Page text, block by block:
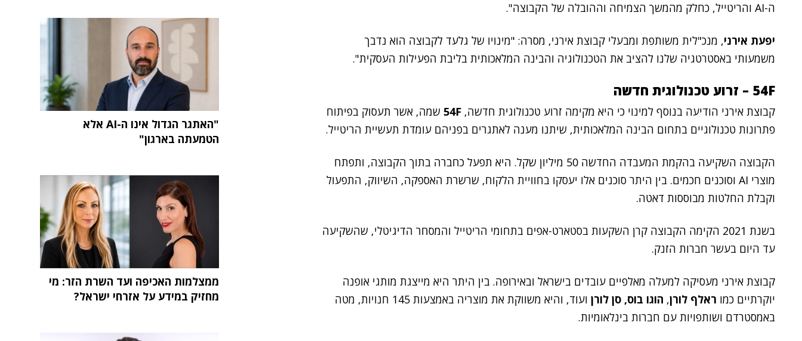
ה-AI והריטייל, כחלק מהמשך הצמיחה וההובלה של הקבוצה".
יפעת אירני, מנכ"לית משותפת ומבעלי קבוצת אירני, מסרה: "מינויו של גלעד לקבוצה הוא נדבך
משמעותי באסטרטגיה שלנו להציב את הטכנולוגיה והבינה המלאכותית בליבת הפעילות העסקית".
54F – זרוע טכנולוגית חדשה
קבוצת אירני הודיעה בנוסף למינוי כי היא מקימה זרוע טכנולוגית חדשה, 54F שמה, אשר תעסוק בפיתוח
פתרונות טכנולוגיים בתחום הבינה המלאכותית, שיתנו מענה לאתגרים בפניהם עומדת תעשיית הריטייל.
הקבוצה השקיעה בהקמת המעבדה החדשה 50 מיליון שקל. היא תפעל כחברה בתוך הקבוצה, ותפתח
מוצרי AI וסוכנים חכמים. בין היתר סוכנים אלו יעסקו בחוויית הלקוח, שרשרת האספקה, השיווק, התפעול
וקבלת החלטות מבוססות דאטה.
בשנת 2021 הקימה הקבוצה קרן השקעות בסטארט-אפים בתחומי הריטייל והמסחר הדיגיטלי, שהשקיעה
עד היום בעשר חברות הזנק.
קבוצת אירני מעסיקה למעלה מאלפיים עובדים בישראל ובאירופה. בין היתר היא מייצגת מותגי אופנה
יוקרתיים כמו ראלף לורן, הוגו בוס, סן לורן
ועוד, והיא משווקת את מוצריה באמצעות 145 חנויות, מטה
באמסטרדם ושותפויות עם חברות בינלאומיות.
"האתגר הגדול אינו ה-AI אלא
הטמעתה בארגון"
ממצלמות האכיפה ועד השרת הזר: מי
מחזיק במידע על אזרחי ישראל?